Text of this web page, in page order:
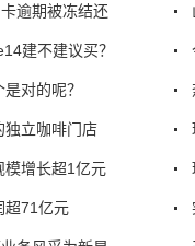
逾期被冻结还
建不建议买？
对的呢？
独立咖啡门店
模增长超1亿元
超71亿元